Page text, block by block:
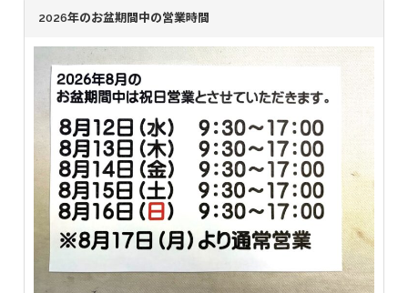
2026年のお盆期間中の営業時間